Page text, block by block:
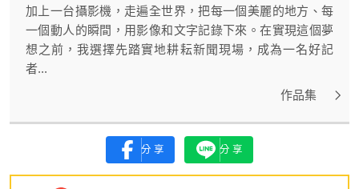
加上一台攝影機，走遍全世界，把每一個美麗的地方、每
一個動人的瞬間，用影像和文字記錄下來。在實現這個夢
想之前，我選擇先踏實地耕耘新聞現場，成為一名好記
者...
作品集
分享 分享